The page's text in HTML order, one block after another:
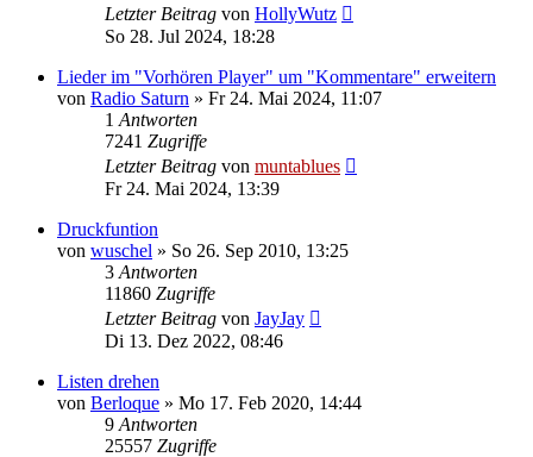
Letzter Beitrag von HollyWutz
So 28. Jul 2024, 18:28
Lieder im "Vorhören Player" um "Kommentare" erweitern
von Radio Saturn » Fr 24. Mai 2024, 11:07
1 Antworten
7241 Zugriffe
Letzter Beitrag von muntablues
Fr 24. Mai 2024, 13:39
Druckfuntion
von wuschel » So 26. Sep 2010, 13:25
3 Antworten
11860 Zugriffe
Letzter Beitrag von JayJay
Di 13. Dez 2022, 08:46
Listen drehen
von Berloque » Mo 17. Feb 2020, 14:44
9 Antworten
25557 Zugriffe